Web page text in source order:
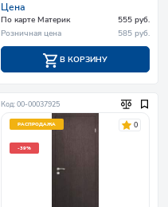
Цена
По карте Материк
555 руб.
Розничная цена
585 руб.
В КОРЗИНУ
Код: 00-00037925
РАСПРОДАЖА
-39%
0